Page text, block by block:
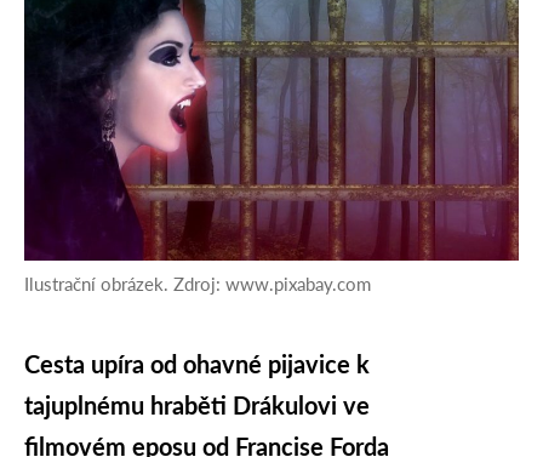
Ilustrační obrázek. Zdroj: www.pixabay.com
Cesta upíra od ohavné pijavice k
tajuplnému hraběti Drákulovi ve
filmovém eposu od Francise Forda